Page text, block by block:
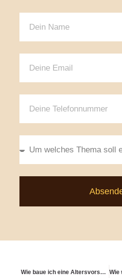
Wie baue ich eine Altersvorsorge, die nicht nur mir dient?